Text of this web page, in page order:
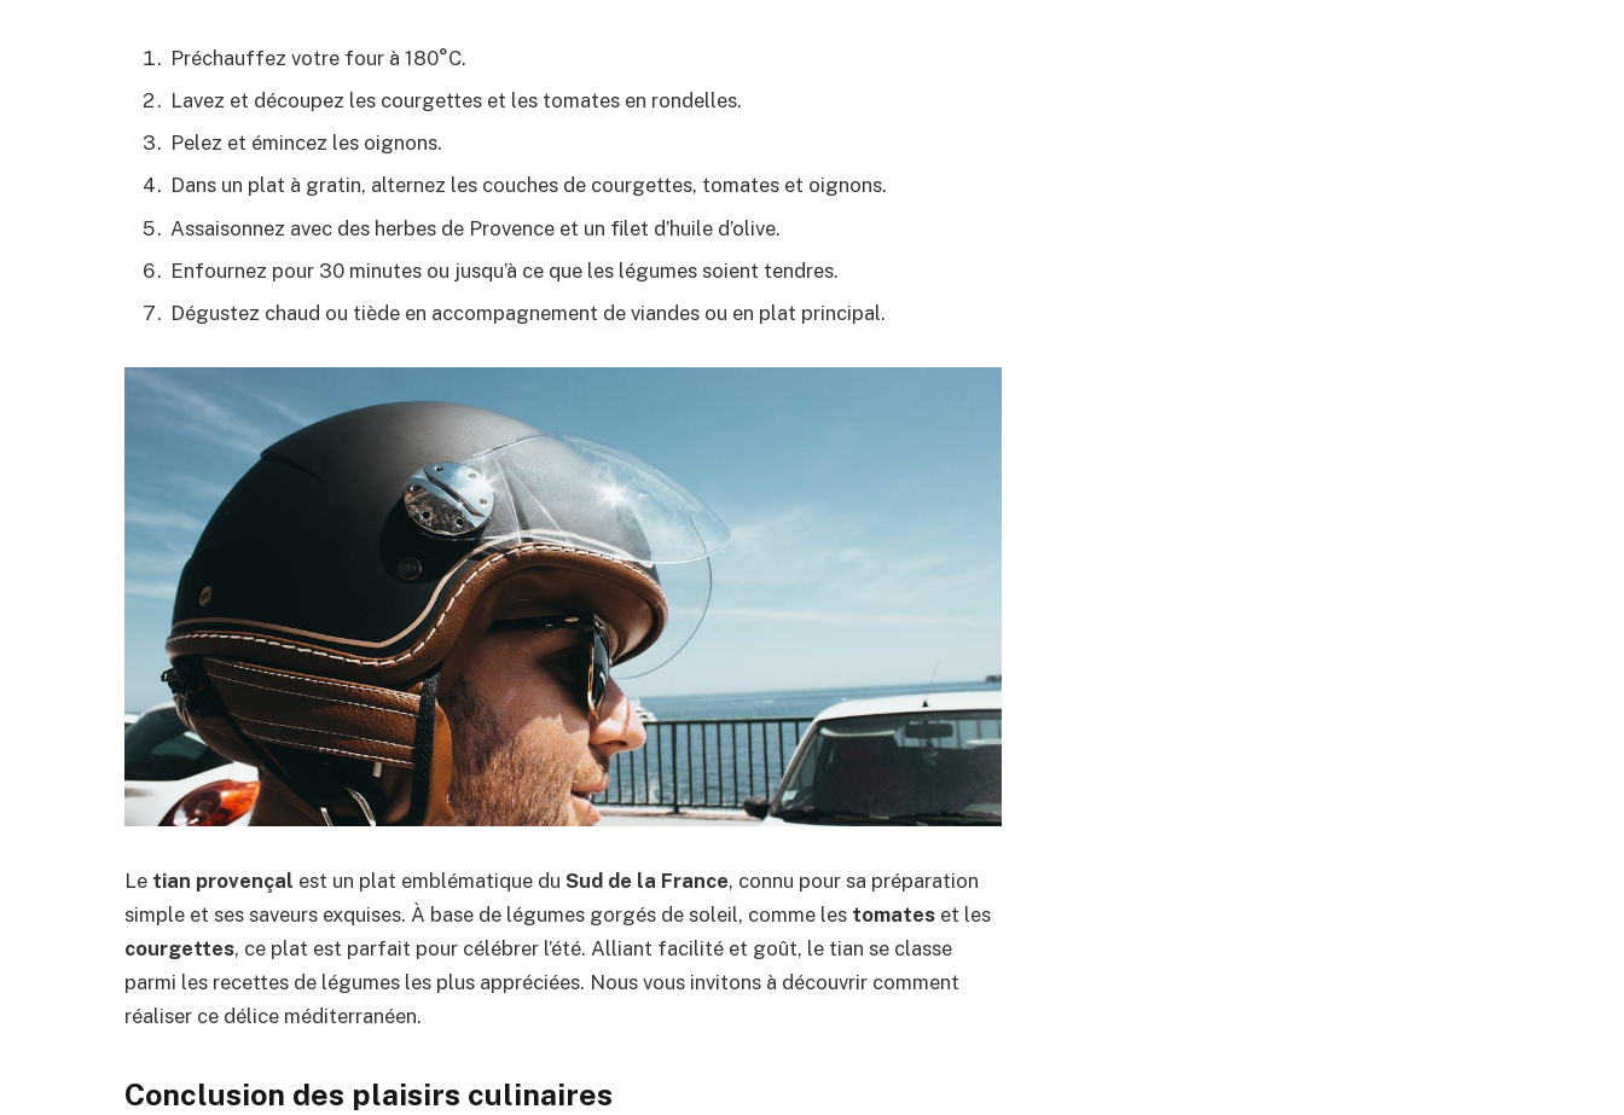
Préchauffez votre four à 180°C.
Lavez et découpez les courgettes et les tomates en rondelles.
Pelez et émincez les oignons.
Dans un plat à gratin, alternez les couches de courgettes, tomates et oignons.
Assaisonnez avec des herbes de Provence et un filet d’huile d’olive.
Enfournez pour 30 minutes ou jusqu’à ce que les légumes soient tendres.
Dégustez chaud ou tiède en accompagnement de viandes ou en plat principal.
Le tian provençal est un plat emblématique du Sud de la France, connu pour sa préparation
simple et ses saveurs exquises. À base de légumes gorgés de soleil, comme les tomates et les
courgettes, ce plat est parfait pour célébrer l’été. Alliant facilité et goût, le tian se classe
parmi les recettes de légumes les plus appréciées. Nous vous invitons à découvrir comment
réaliser ce délice méditerranéen.
Conclusion des plaisirs culinaires